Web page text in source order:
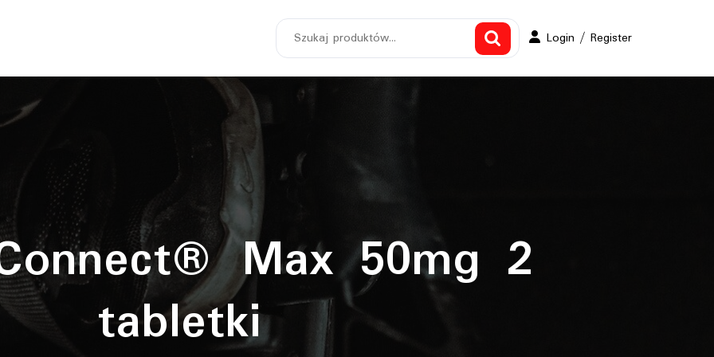
Login / RegisterLogin
Register
Max 50mg 2
tabletki